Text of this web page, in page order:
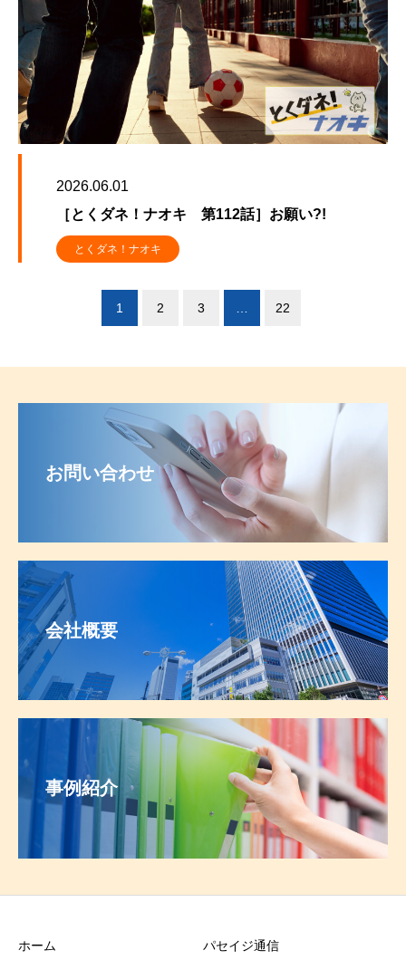
2026.06.01
［とくダネ！ナオキ 第112話］お願い?!
とくダネ！ナオキ
1 2 3 22
お問い合わせ
会社概要
事例紹介
ホーム パセイジ通信